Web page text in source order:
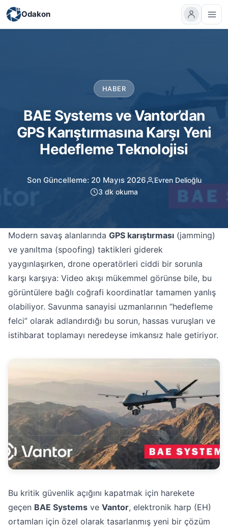
Odakon
HABER
BAE Systems ve Vantor’dan
GPS Karıştırmasına Karşı Yeni
Hedefleme Teknolojisi
Son Güncelleme: 20 Mayıs 2026
Evren Delioğlu
3 dk okuma
Modern savaş alanlarında GPS karıştırması (jamming)
ve yanıltma (spoofing) taktikleri giderek
yaygınlaşırken, drone operatörleri ciddi bir sorunla
karşı karşıya: Video akışı mükemmel görünse bile, bu
görüntülere bağlı coğrafi koordinatlar tamamen yanlış
olabiliyor. Savunma sanayisi uzmanlarının “hedefleme
felci” olarak adlandırdığı bu sorun, hassas vuruşları ve
istihbarat toplamayı neredeyse imkansız hale getiriyor.
Bu kritik güvenlik açığını kapatmak için harekete
geçen BAE Systems ve Vantor, elektronik harp (EH)
ortamları için özel olarak tasarlanmış yeni bir çözüm